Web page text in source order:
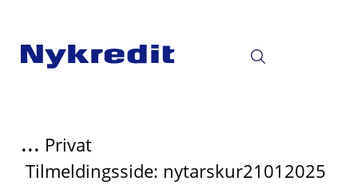
... Privat
Tilmeldingsside: nytarskur21012025